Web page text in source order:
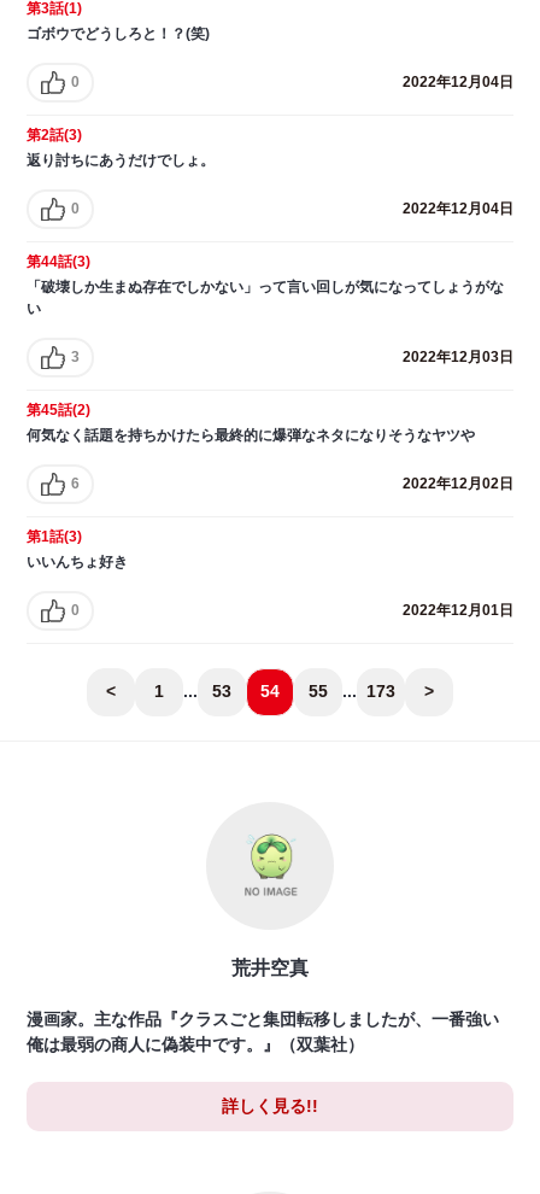
第3話(1)
ゴボウでどうしろと！？(笑)
0 2022年12月04日
第2話(3)
返り討ちにあうだけでしょ。
0 2022年12月04日
第44話(3)
「破壊しか生まぬ存在でしかない」って言い回しが気になってしょうがな
い
3 2022年12月03日
第45話(2)
何気なく話題を持ちかけたら最終的に爆弾なネタになりそうなヤツや
6 2022年12月02日
第1話(3)
いいんちょ好き
0 2022年12月01日
< 1 ... 53 54 55 ... 173 >
荒井空真
漫画家。主な作品『クラスごと集団転移しましたが、一番強い
俺は最弱の商人に偽装中です。』（双葉社）
詳しく見る!!